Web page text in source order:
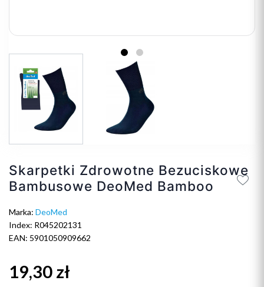
Skarpetki Zdrowotne Bezuciskowe
Bambusowe DeoMed Bamboo
Marka: DeoMed
Index: R045202131
EAN: 5901050909662
19,30 zł